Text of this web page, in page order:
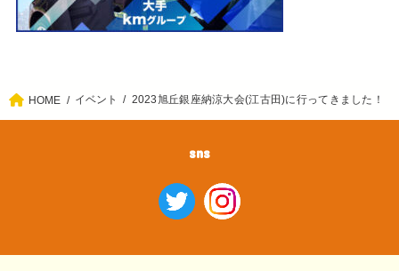
HOME イベント 2023旭丘銀座納涼大会(江古田)に行ってきました！
sns